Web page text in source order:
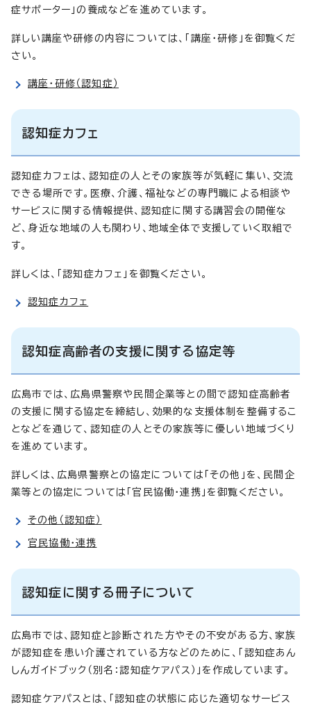
症サポーター」の養成などを進めています。
詳しい講座や研修の内容については、「講座・研修」を御覧くだ
さい。
講座・研修（認知症）
認知症カフェ
認知症カフェは、認知症の人とその家族等が気軽に集い、交流
できる場所です。医療、介護、福祉などの専門職による相談や
サービスに関する情報提供、認知症に関する講習会の開催な
ど、身近な地域の人も関わり、地域全体で支援していく取組で
す。
詳しくは、「認知症カフェ」を御覧ください。
認知症カフェ
認知症高齢者の支援に関する協定等
広島市では、広島県警察や民間企業等との間で認知症高齢者
の支援に関する協定を締結し、効果的な支援体制を整備するこ
となどを通じて、認知症の人とその家族等に優しい地域づくり
を進めています。
詳しくは、広島県警察との協定については「その他」を、民間企
業等との協定については「官民協働・連携」を御覧ください。
その他（認知症）
官民協働・連携
認知症に関する冊子について
広島市では、認知症と診断された方やその不安がある方、家族
が認知症を患い介護されている方などのために、「認知症あん
しんガイドブック（別名：認知症ケアパス）」を作成しています。
認知症ケアパスとは、「認知症の状態に応じた適切なサービス